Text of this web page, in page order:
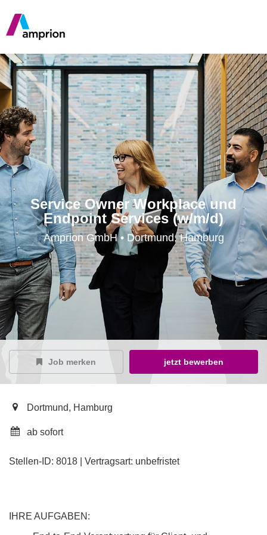
Service Owner Workplace und
Endpoint Services (w/m/d)
Amprion GmbH • Dortmund, Hamburg
Job merken jetzt bewerben
Dortmund, Hamburg
ab sofort
Stellen-ID: 8018 | Vertragsart: unbefristet
IHRE AUFGABEN: